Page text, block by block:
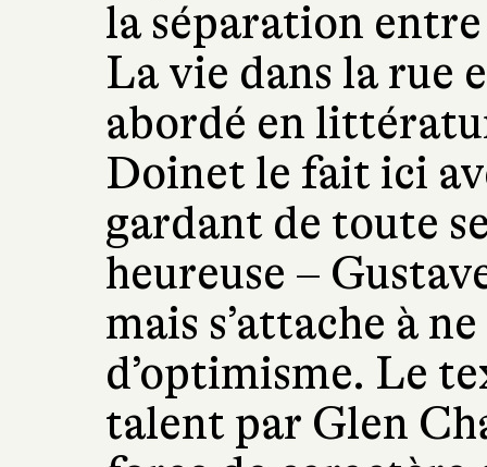
la séparation
La vie dans la rue
abordé en
Doinet le fait ici
gardant de toute
heureuse –
mais s’attache à
d’optimisme. Le
talent par Glen